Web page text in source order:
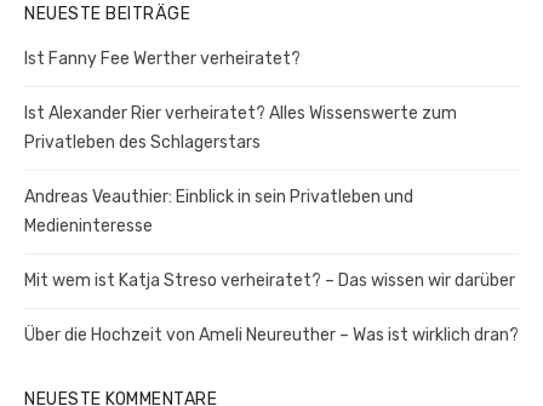
NEUESTE BEITRÄGE
Ist Fanny Fee Werther verheiratet?
Ist Alexander Rier verheiratet? Alles Wissenswerte zum
Privatleben des Schlagerstars
Andreas Veauthier: Einblick in sein Privatleben und
Medieninteresse
Mit wem ist Katja Streso verheiratet? – Das wissen wir darüber
Über die Hochzeit von Ameli Neureuther – Was ist wirklich dran?
NEUESTE KOMMENTARE